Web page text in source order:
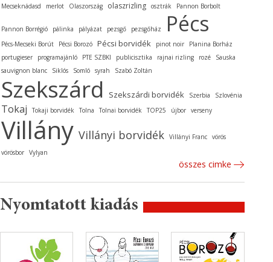
Mecseknádasd
merlot Olaszország olaszrizling osztrák Pannon Borbolt
Pannon Borrégió pálinka pályázat pezsgő pezsgőház Pécs
Pécs-Mecseki Borút Pécsi Borozó Pécsi borvidék pinot noir
Planina Borház
portugieser
programajánló PTE SZBKI publicisztika rajnai rizling rozé
Sauska
sauvignon blanc
Siklós Somló syrah Szabó Zoltán
Szekszárd Szekszárdi borvidék Szerbia Szlovénia
Tokaj Tokaji borvidék Tolna Tolnai borvidék TOP25 újbor verseny
Villány Villányi borvidék Villányi Franc vörös
vörösbor Vylyan
összes cimke
Nyomtatott kiadás